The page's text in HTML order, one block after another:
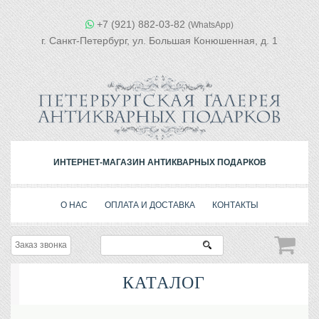
+7 (921) 882-03-82 (WhatsApp)
г. Санкт-Петербург, ул. Большая Конюшенная, д. 1
ИНТЕРНЕТ-МАГАЗИН АНТИКВАРНЫХ ПОДАРКОВ
О НАС ОПЛАТА И ДОСТАВКА КОНТАКТЫ
Заказ звонка
КАТАЛОГ